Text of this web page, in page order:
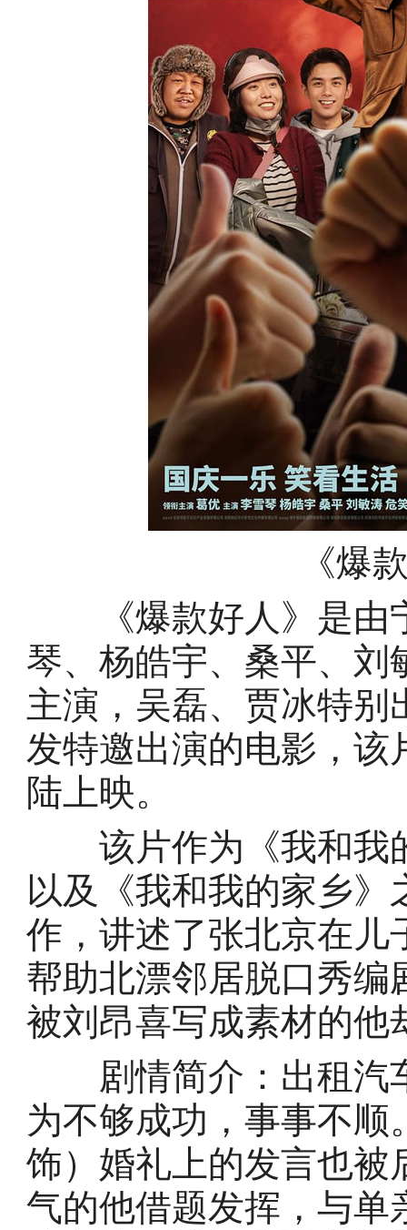
《爆
《爆款好人》是由
琴、杨皓宇、桑平、刘
主演，吴磊、贾冰特别
发特邀出演的电影，该
陆上映。
该片作为《我和我
以及《我和我的家乡
作，讲述了张北京在儿
帮助北漂邻居脱口秀编
被刘昂喜写成素材的他
剧情简介：出租汽
为不够成功，事事不
饰）婚礼上的发言也被
气的他借题发挥，与单